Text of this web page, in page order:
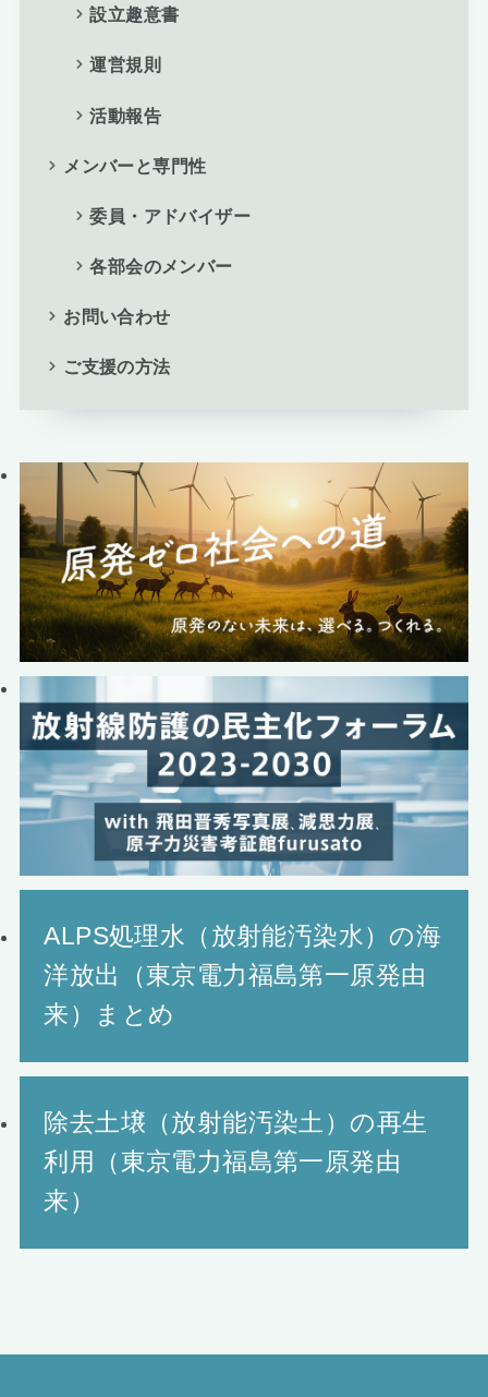
設立趣意書
運営規則
活動報告
メンバーと専門性
委員・アドバイザー
各部会のメンバー
お問い合わせ
ご支援の方法
ALPS処理水（放射能汚染水）の海
洋放出（東京電力福島第一原発由
来）まとめ
除去土壌（放射能汚染土）の再生
利用（東京電力福島第一原発由
来）